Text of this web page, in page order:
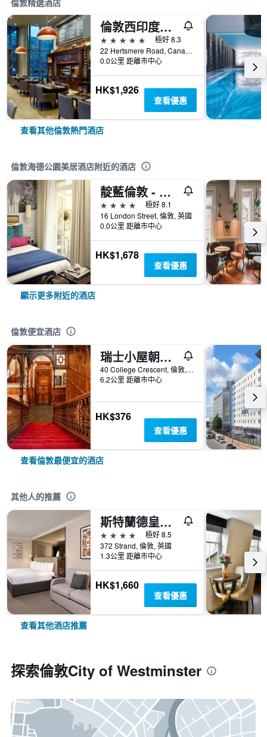
倫敦精選酒店
倫敦西印度碼頭萬豪酒店
5星級
極好 8.3
22 Hertsmere Road, Canary Wharf, 倫敦, 英國
0.0公里 距離市中心
HK$1,926
查看優惠
查看其他倫敦熱門酒店
倫敦海德公園美居酒店附近的酒店
靛藍倫敦 - 帕丁頓酒店 - 倫敦
4星級
極好 8.1
16 London Street, 倫敦, 英國
0.0公里 距離市中心
HK$1,678
查看優惠
顯示更多附近的酒店
倫敦便宜酒店
瑞士小屋朝聖者酒店
40 College Crescent, 倫敦, 英國
6.2公里 距離市中心
HK$376
查看優惠
查看倫敦最便宜的酒店
其他人的推薦
斯特蘭德皇宫飯店
4星級
極好 8.5
372 Strand, 倫敦, 英國
1.3公里 距離市中心
HK$1,660
查看優惠
查看其他酒店推薦
探索倫敦City of Westminster